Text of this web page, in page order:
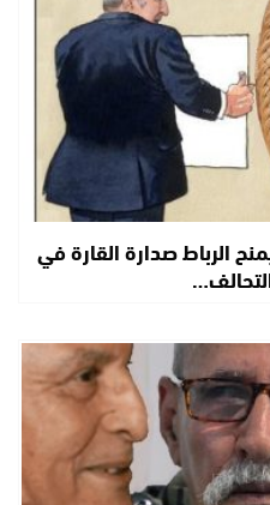
الرباط صدارة القارة في